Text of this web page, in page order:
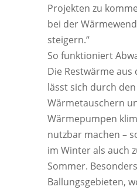
Projekten zu
bei der
steigern.“
So funktioniert
Die Restwärme aus
lässt sich durch
Wärmetauschern
Wärmepumpen
nutzbar machen –
im Winter als auch
Sommer.
Ballungsgebieten,